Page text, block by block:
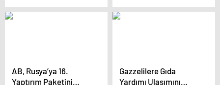
Geldi
arasında YPG/PYD
pazarlığı dönüyor
AB, Rusya’ya 16.
Yaptırım Paketini
Gazzelilere Gıda
Yardımı Ulaşımını